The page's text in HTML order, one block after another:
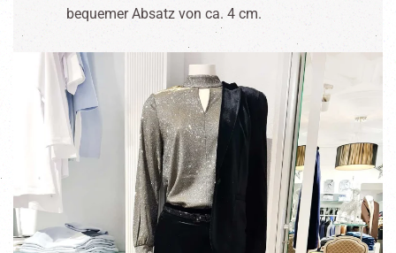
bequemer Absatz von ca. 4 cm.